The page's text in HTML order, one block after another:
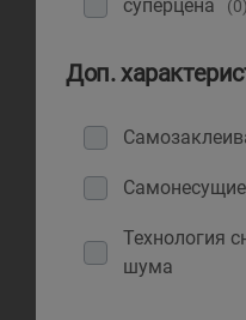
суперцена (0)
Доп.
Технология
шума